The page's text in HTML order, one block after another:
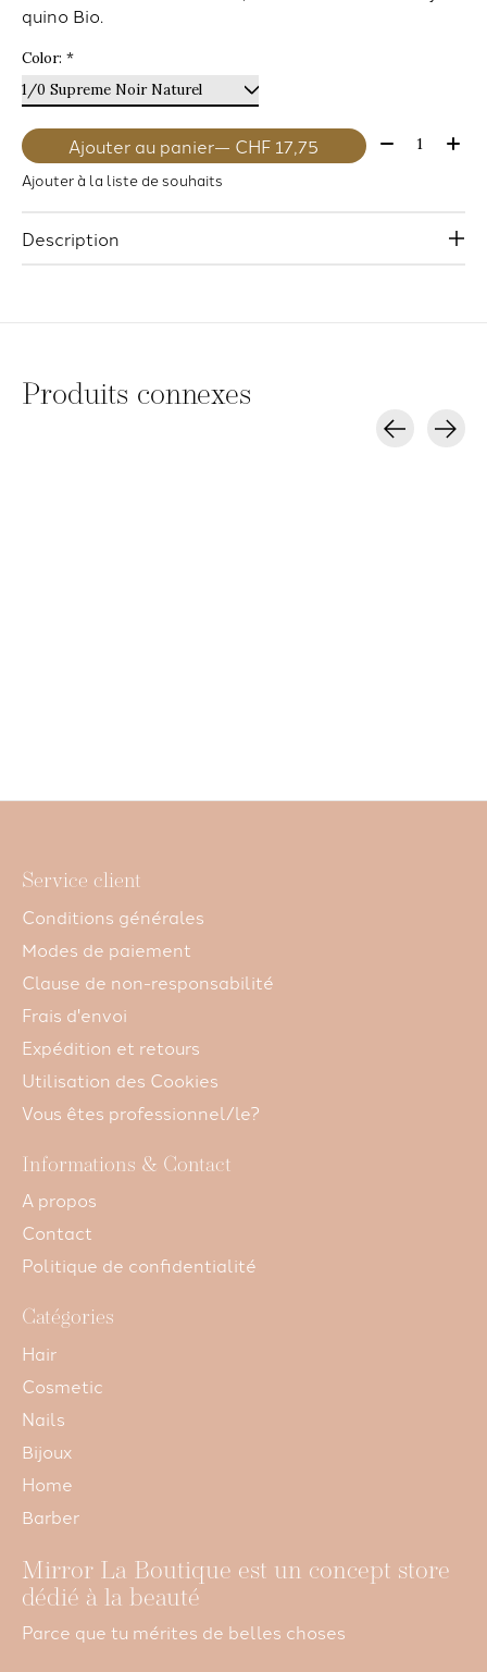
quino Bio.
Color: *
Ajouter au panier — CHF 17,75 Quantité:
Ajouter à la liste de souhaits
Description
Produits connexes
Service client
Conditions générales
Modes de paiement
Clause de non-responsabilité
Frais d'envoi
Expédition et retours
Utilisation des Cookies
Vous êtes professionnel/le?
Informations & Contact
A propos
Contact
Politique de confidentialité
Catégories
Hair
Cosmetic
Nails
Bijoux
Home
Barber
Mirror La Boutique est un concept store
dédié à la beauté
Parce que tu mérites de belles choses